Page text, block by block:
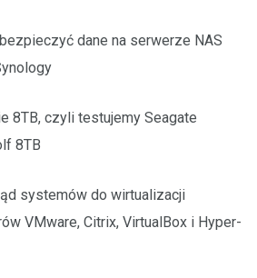
dane na serwerze NAS
8TB, czyli testujemy Seagate
8TB
systemów do wirtualizacji
VMware, Citrix, VirtualBox i Hyper-